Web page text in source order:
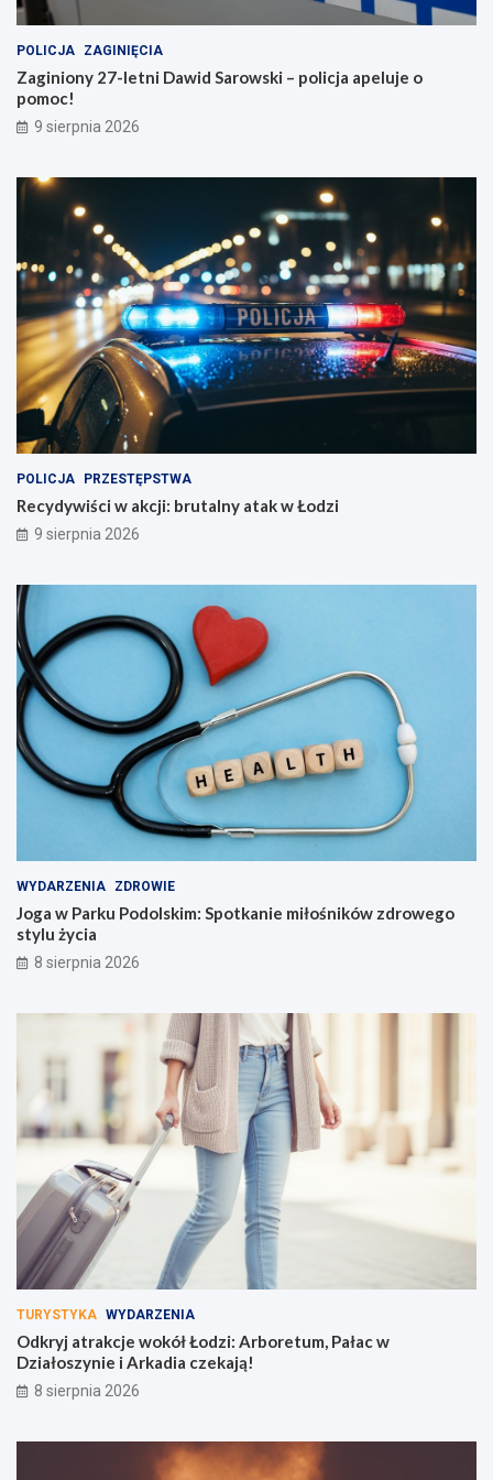
c
y
z
n
y
POLICJA ZAGINIĘCIA
Zaginiony 27-letni Dawid Sarowski – policja apeluje o
pomoc!
9 sierpnia 2026
POLICJA PRZESTĘPSTWA
Recydywiści w akcji: brutalny atak w Łodzi
9 sierpnia 2026
WYDARZENIA ZDROWIE
Joga w Parku Podolskim: Spotkanie miłośników zdrowego
stylu życia
8 sierpnia 2026
TURYSTYKA WYDARZENIA
Odkryj atrakcje wokół Łodzi: Arboretum, Pałac w
Działoszynie i Arkadia czekają!
8 sierpnia 2026